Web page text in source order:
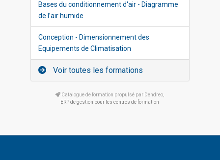
Bases du conditionnement d'air - Diagramme
de l’air humide
Conception - Dimensionnement des
Equipements de Climatisation
Voir toutes les formations
Catalogue de formation propulsé par Dendreo,
ERP de gestion pour les centres de formation